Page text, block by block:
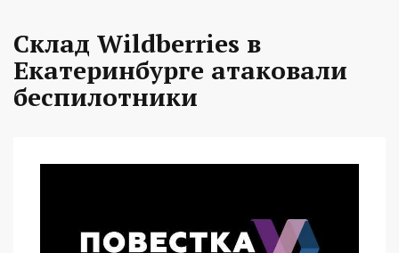
Склад Wildberries в
Екатеринбурге атаковали
беспилотники